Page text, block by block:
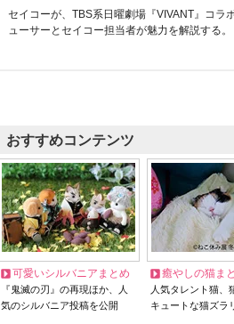
セイコーが、TBS系日曜劇場『VIVANT』コラ
ューサーとセイコー担当者が魅力を解説する。
おすすめコンテンツ
可愛いシルバニアまとめ
『鬼滅の刃』の再現ほか、人
気のシルバニア投稿を公開
癒やしの猫ま
人気タレント猫
キュートな猫ズラ